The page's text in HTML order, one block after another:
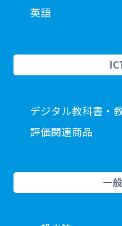
英語
デジタル教科書・
評価関連商品
一